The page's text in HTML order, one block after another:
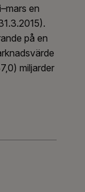
en
på en
miljarder
TRYCKTE